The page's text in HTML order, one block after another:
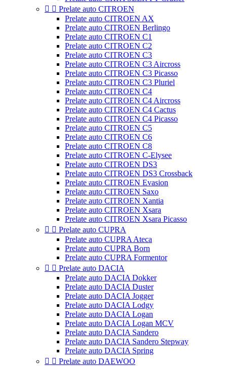
  Prelate auto CITROEN
Prelate auto CITROEN AX
Prelate auto CITROEN Berlingo
Prelate auto CITROEN C1
Prelate auto CITROEN C2
Prelate auto CITROEN C3
Prelate auto CITROEN C3 Aircross
Prelate auto CITROEN C3 Picasso
Prelate auto CITROEN C3 Pluriel
Prelate auto CITROEN C4
Prelate auto CITROEN C4 Aircross
Prelate auto CITROEN C4 Cactus
Prelate auto CITROEN C4 Picasso
Prelate auto CITROEN C5
Prelate auto CITROEN C6
Prelate auto CITROEN C8
Prelate auto CITROEN C-Elysee
Prelate auto CITROEN DS3
Prelate auto CITROEN DS3 Crossback
Prelate auto CITROEN Evasion
Prelate auto CITROEN Saxo
Prelate auto CITROEN Xantia
Prelate auto CITROEN Xsara
Prelate auto CITROEN Xsara Picasso
  Prelate auto CUPRA
Prelate auto CUPRA Ateca
Prelate auto CUPRA Born
Prelate auto CUPRA Formentor
  Prelate auto DACIA
Prelate auto DACIA Dokker
Prelate auto DACIA Duster
Prelate auto DACIA Jogger
Prelate auto DACIA Lodgy
Prelate auto DACIA Logan
Prelate auto DACIA Logan MCV
Prelate auto DACIA Sandero
Prelate auto DACIA Sandero Stepway
Prelate auto DACIA Spring
  Prelate auto DAEWOO